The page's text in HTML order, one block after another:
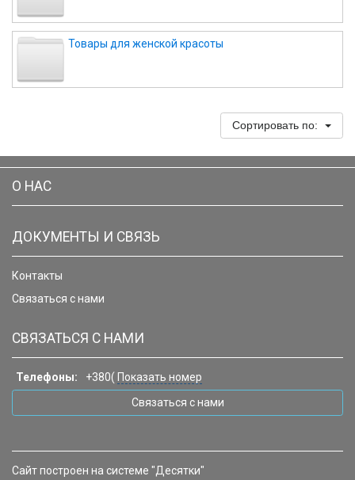
Товары для женской красоты
Сортировать по:
О НАС
ДОКУМЕНТЫ И СВЯЗЬ
Контакты
Связаться с нами
СВЯЗАТЬСЯ С НАМИ
Телефоны: +380( Показать номер
Связаться с нами
Сайт построен на системе "Десятки"